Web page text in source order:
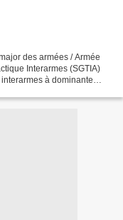
des armées / Armée
Interarmes (SGTIA)
à dominante